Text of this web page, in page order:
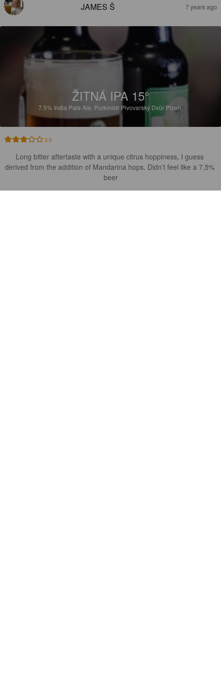
JAMES Š 7 years ago
ŽITNÁ IPA 15°
7.5% India Pale Ale. Purkmistr Pivovarský Dvůr Plzeň.
3.0
Long bitter aftertaste with a unique citrus hoppiness, I guess
derived from the addition of Mandarina hops. Didn’t feel like a 7,5%
beer